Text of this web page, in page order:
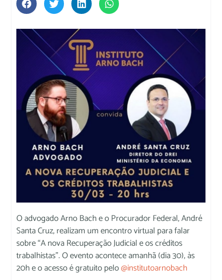
O advogado Arno Bach e o Procurador Federal, André
Santa Cruz, realizam um encontro virtual para falar
sobre “A nova Recuperação Judicial e os créditos
trabalhistas”. O evento acontece amanhã (dia 30), às
20h e o acesso é gratuito pelo@institutoarnobach